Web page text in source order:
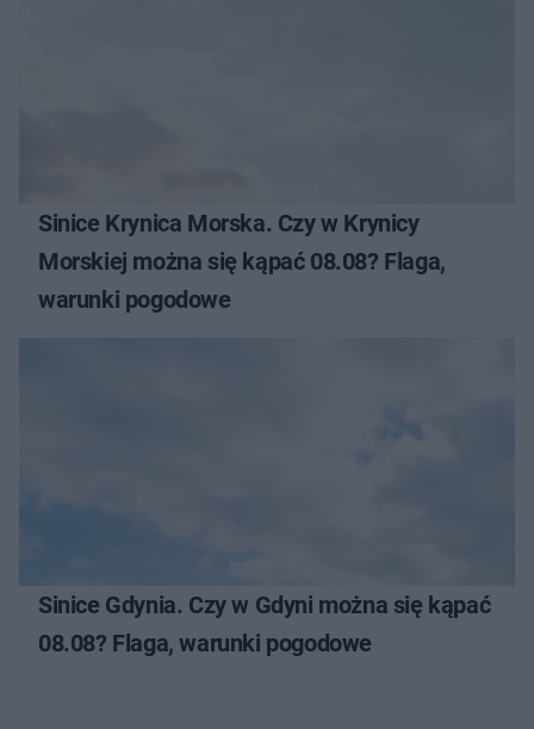
Sinice Krynica Morska. Czy w Krynicy
Morskiej można się kąpać 08.08? Flaga,
warunki pogodowe
Sinice Gdynia. Czy w Gdyni można się kąpać
08.08? Flaga, warunki pogodowe